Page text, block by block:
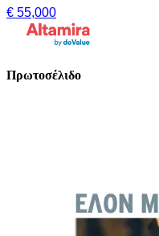
€ 55,000
Πρωτοσέλιδο